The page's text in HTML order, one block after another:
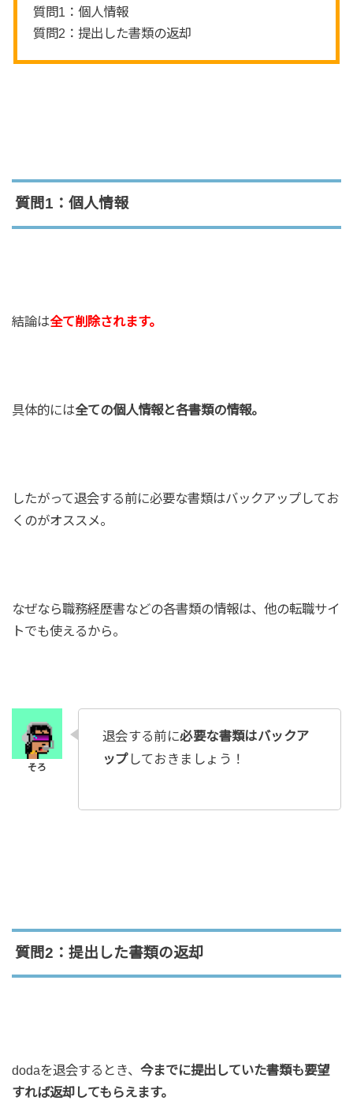
質問1：個人情報
質問2：提出した書類の返却
質問1：個人情報
結論は全て削除されます。
具体的には全ての個人情報と各書類の情報。
したがって退会する前に必要な書類はバックアップしてお
くのがオススメ。
なぜなら職務経歴書などの各書類の情報は、他の転職サイ
トでも使えるから。
退会する前に必要な書類はバックア
ップしておきましょう！
質問2：提出した書類の返却
dodaを退会するとき、 今までに提出していた書類も要望
すれば返却してもらえます。